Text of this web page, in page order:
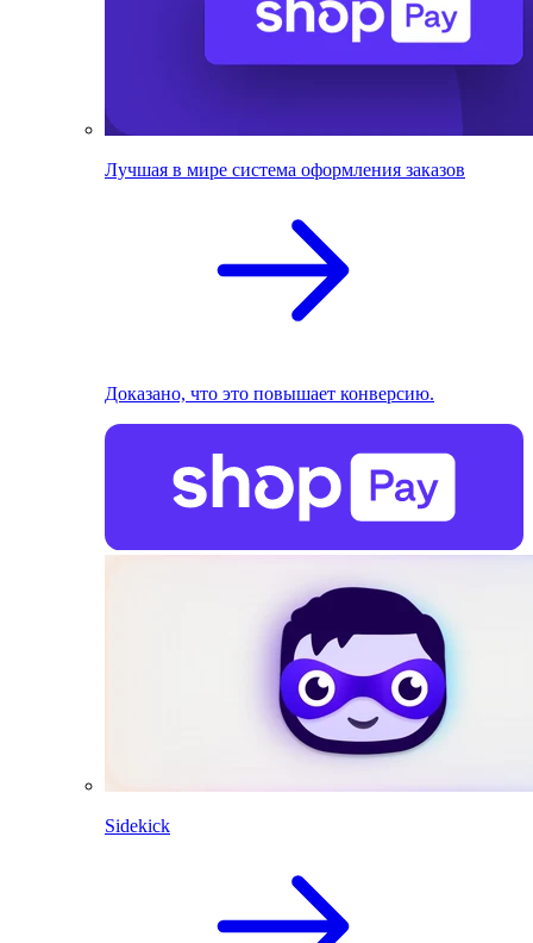
Лучшая в мире система оформления заказов
Доказано, что это повышает конверсию.
Sidekick